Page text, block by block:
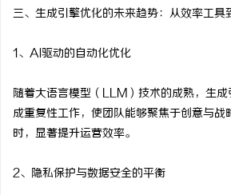
三、生成引擎优化的未来趋势：从效率工具
1、AI驱动的自动化优化
随着大语言模型（LLM）技术的成熟，生
成重复性工作，使团队能够聚焦于创意与
时，显著提升运营效率。
2、隐私保护与数据安全的平衡